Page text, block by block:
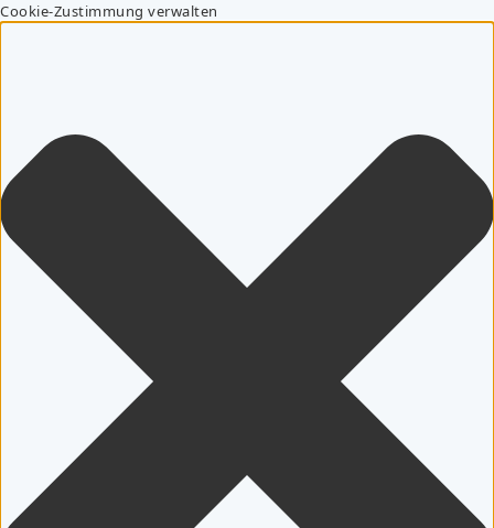
Cookie-Zustimmung verwalten